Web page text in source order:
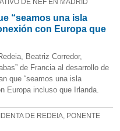
DE NEF EN MADRID
“seamos una isla
con Europa que
Beatriz Corredor,
de Francia al desarrollo de
que “seamos una isla
Europa incluso que Irlanda.
DE REDEIA, PONENTE